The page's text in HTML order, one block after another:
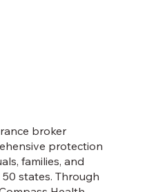
broker
protection
families, and
states. Through